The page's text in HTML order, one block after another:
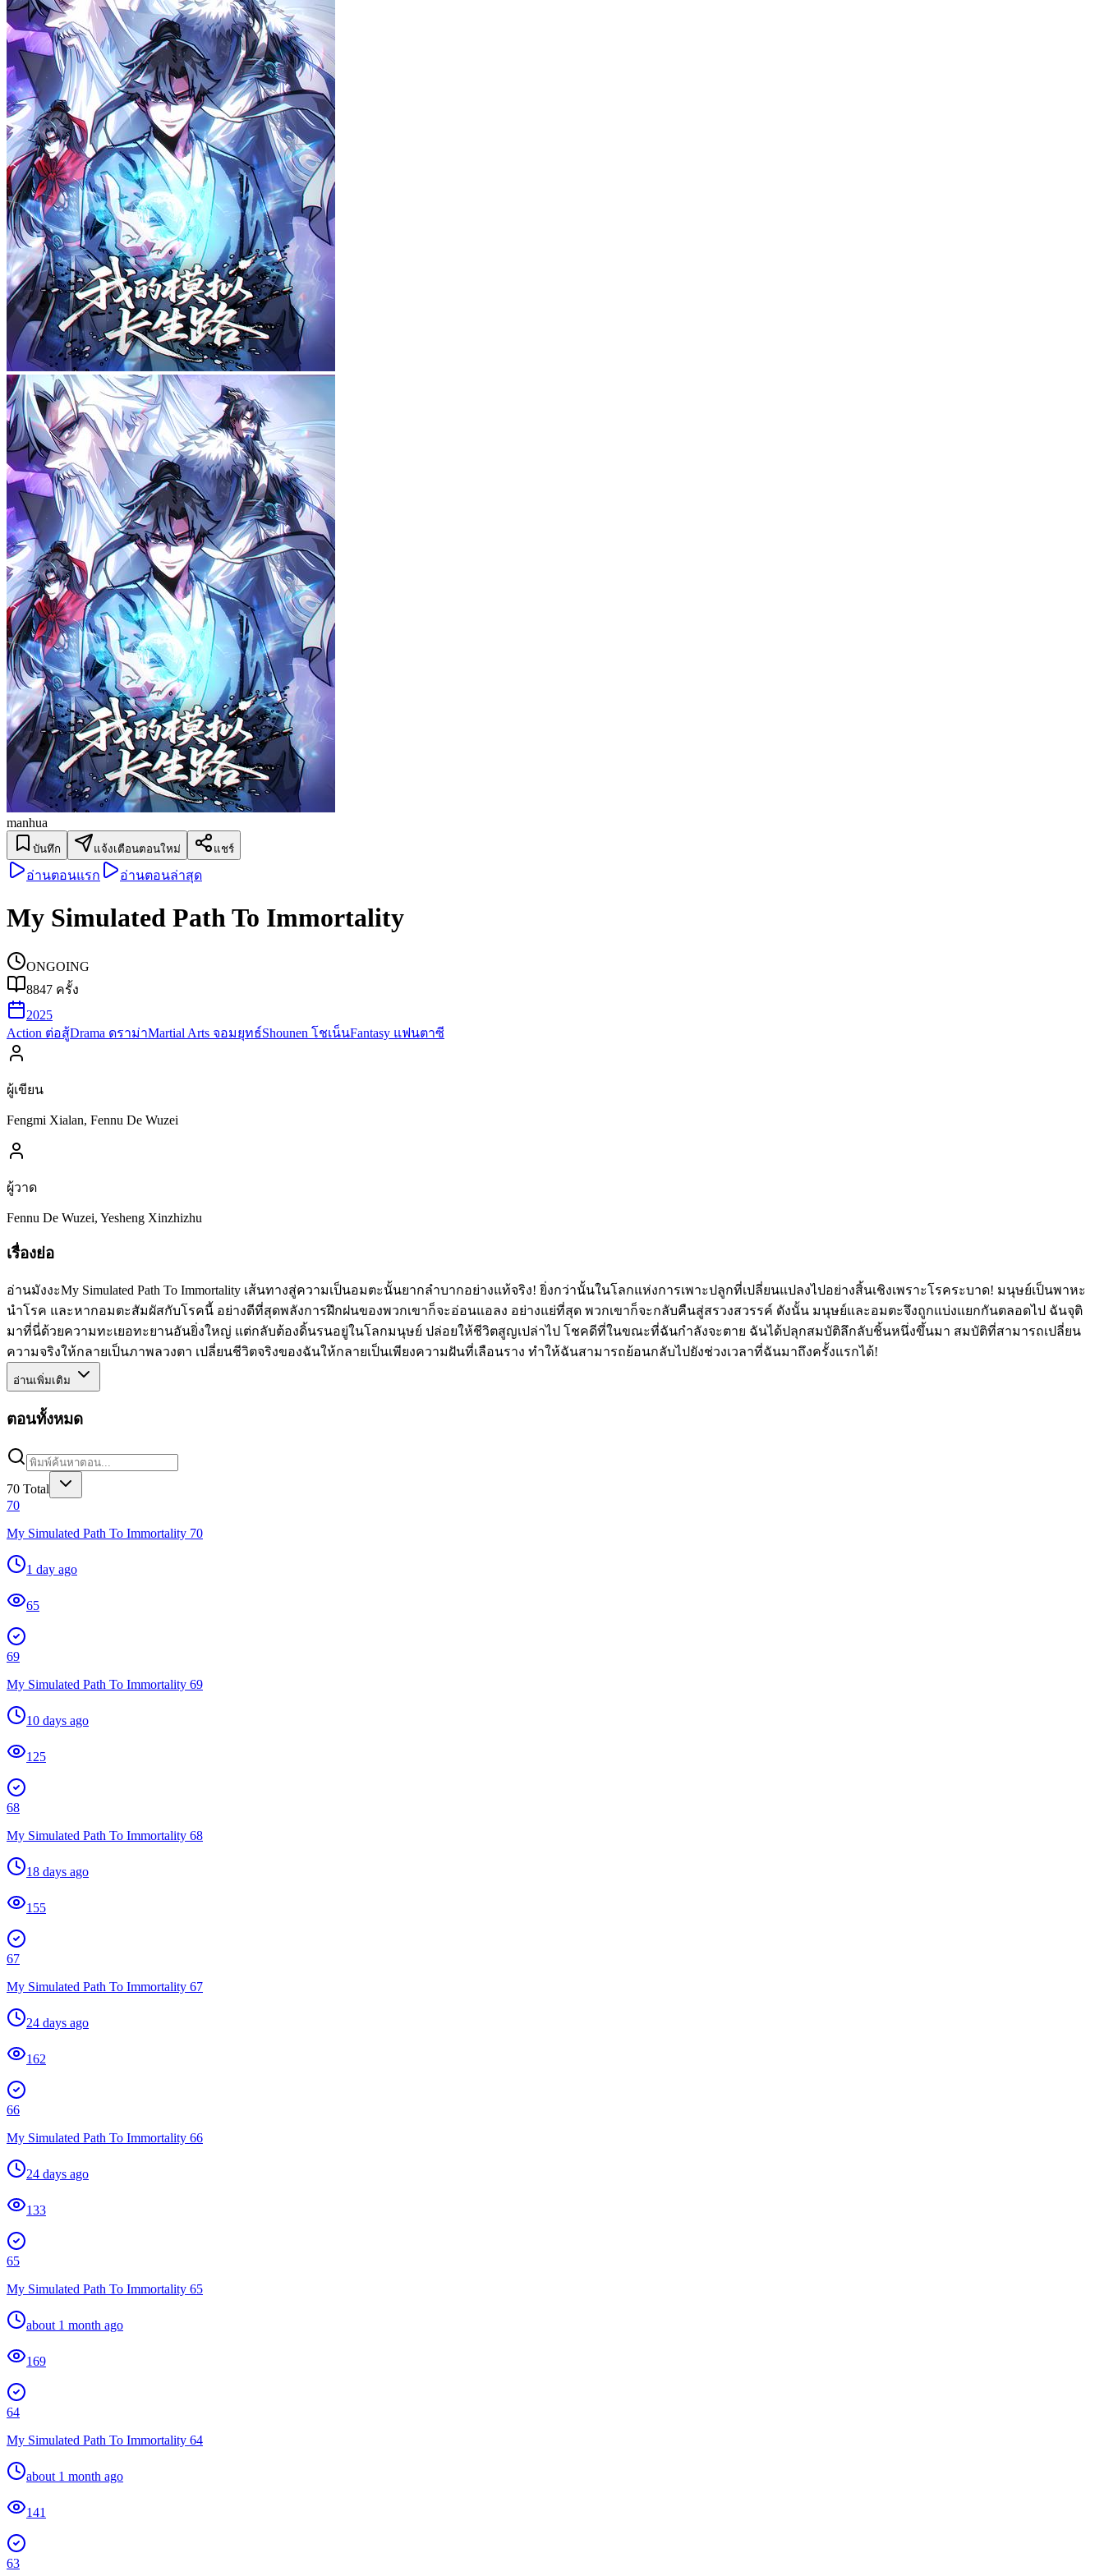
manhua
บันทึก แจ้งเตือนตอนใหม่ แชร์
อ่านตอนแรก อ่านตอนล่าสุด
My Simulated Path To Immortality
ONGOING
8847 ครั้ง
2025
Action ต่อสู้Drama ดราม่าMartial Arts จอมยุทธ์Shounen โชเน็นFantasy แฟนตาซี
ผู้เขียน
Fengmi Xialan, Fennu De Wuzei
ผู้วาด
Fennu De Wuzei, Yesheng Xinzhizhu
เรื่องย่อ
อ่านมังงะMy Simulated Path To Immortality เส้นทางสู่ความเป็นอมตะนั้นยากลำบากอย่างแท้จริง! ยิ่งกว่านั้นในโลกแห่งการเพาะปลูกที่เปลี่ยนแปลงไปอย่างสิ้นเชิงเพราะโรคระบาด! มนุษย์เป็นพาหะ
นำโรค และหากอมตะสัมผัสกับโรคนี้ อย่างดีที่สุดพลังการฝึกฝนของพวกเขาก็จะอ่อนแอลง อย่างแย่ที่สุด พวกเขาก็จะกลับคืนสู่สรวงสวรรค์ ดังนั้น มนุษย์และอมตะจึงถูกแบ่งแยกกันตลอดไป ฉันจุติ
มาที่นี่ด้วยความทะเยอทะยานอันยิ่งใหญ่ แต่กลับต้องดิ้นรนอยู่ในโลกมนุษย์ ปล่อยให้ชีวิตสูญเปล่าไป โชคดีที่ในขณะที่ฉันกำลังจะตาย ฉันได้ปลุกสมบัติลึกลับชิ้นหนึ่งขึ้นมา สมบัติที่สามารถเปลี่ยน
ความจริงให้กลายเป็นภาพลวงตา เปลี่ยนชีวิตจริงของฉันให้กลายเป็นเพียงความฝันที่เลือนราง ทำให้ฉันสามารถย้อนกลับไปยังช่วงเวลาที่ฉันมาถึงครั้งแรกได้!
อ่านเพิ่มเติม
ตอนทั้งหมด
70 Total
70
My Simulated Path To Immortality 70
1 day ago
65
69
My Simulated Path To Immortality 69
10 days ago
125
68
My Simulated Path To Immortality 68
18 days ago
155
67
My Simulated Path To Immortality 67
24 days ago
162
66
My Simulated Path To Immortality 66
24 days ago
133
65
My Simulated Path To Immortality 65
about 1 month ago
169
64
My Simulated Path To Immortality 64
about 1 month ago
141
63